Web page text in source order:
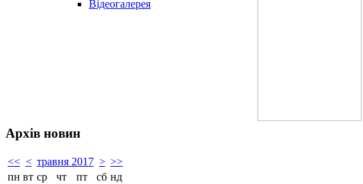
Відеогалерея
Архів новин
<< < травня 2017 > >>
пн вт ср чт пт сб нд